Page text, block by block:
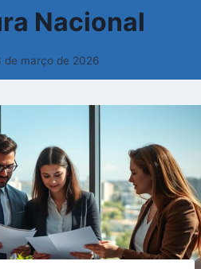
Nacional
de março de 2026